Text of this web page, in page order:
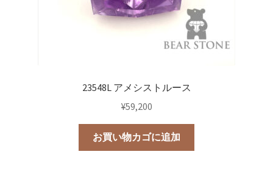
23548L アメシストルース
¥59,200
お買い物カゴに追加